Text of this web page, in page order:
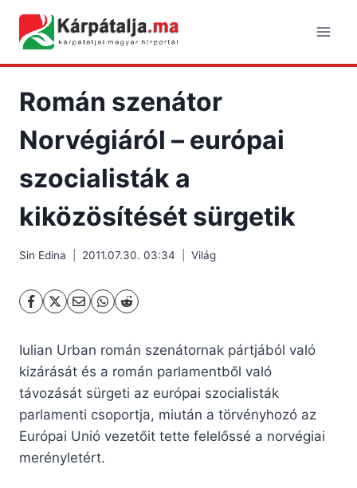
content
Román szenátor
Norvégiáról – európai
szocialisták a
kiközösítését sürgetik
Sin Edina 2011.07.30. 03:34 Világ
Iulian Urban román szenátornak pártjából való
kizárását és a román parlamentből való
távozását sürgeti az európai szocialisták
parlamenti csoportja, miután a törvényhozó az
Európai Unió vezetőit tette felelőssé a norvégiai
merényletért.